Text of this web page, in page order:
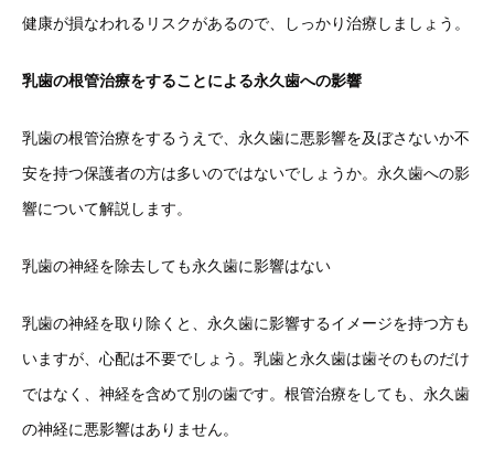
健康が損なわれるリスクがあるので、しっかり治療しましょう。
乳歯の根管治療をすることによる永久歯への影響
乳歯の根管治療をするうえで、永久歯に悪影響を及ぼさないか不
安を持つ保護者の方は多いのではないでしょうか。永久歯への影
響について解説します。
乳歯の神経を除去しても永久歯に影響はない
乳歯の神経を取り除くと、永久歯に影響するイメージを持つ方も
いますが、心配は不要でしょう。乳歯と永久歯は歯そのものだけ
ではなく、神経を含めて別の歯です。根管治療をしても、永久歯
の神経に悪影響はありません。